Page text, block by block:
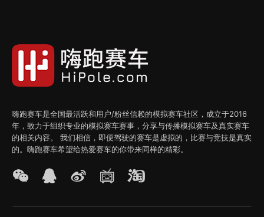
嗨跑赛车是全国最活跃和用户/粉丝信赖的模拟赛车社区，成立于2016
年，致力于组织专业的模拟赛车赛事，分享与传播模拟赛车及真实赛车
的相关内容。 我们相信，即便驾驶的赛车是虚拟的，比赛与竞技是真实
的。嗨跑赛车希望给热爱赛车的你带来同样的精彩。